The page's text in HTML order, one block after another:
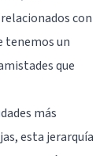
con
tenemos un
que
más
esta jerarquía